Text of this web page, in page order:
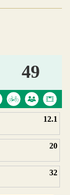
完整即時空